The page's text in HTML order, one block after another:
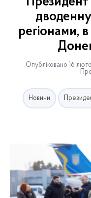
регіонами,
Опубліковано 16
Новини